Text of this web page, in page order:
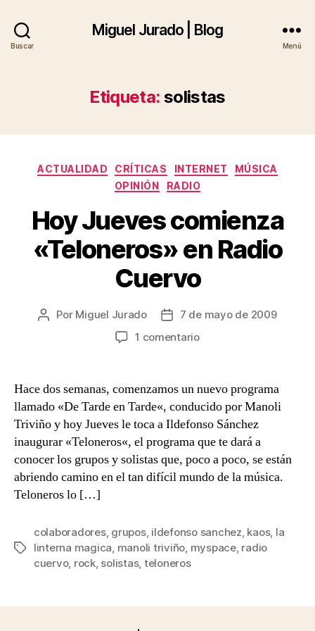
Buscar
Miguel Jurado | Blog
Menú
Etiqueta: solistas
Categorías
ACTUALIDAD CRÍTICAS INTERNET
MÚSICA
OPINIÓN
RADIO
Hoy Jueves comienza
«Teloneros» en Radio
Cuervo
Autor
Por Miguel Jurado
Fecha
de
7 de mayo de 2009
1 comentarioen
«Teloneros»
en
Radio
Cuervo
Hace dos semanas, comenzamos un nuevo programa
llamado «De Tarde en Tarde«, conducido por Manoli
Triviño y hoy Jueves le toca a Ildefonso Sánchez
inaugurar «Teloneros«, el programa que te dará a
conocer los grupos y solistas que, poco a poco, se están
abriendo camino en el tan difícil mundo de la música.
Teloneros lo […]
Etiquetas
colaboradores, grupos, ildefonso sanchez, kaos, la
linterna magica, manoli triviño, myspace, radio
cuervo, rock, solistas, teloneros